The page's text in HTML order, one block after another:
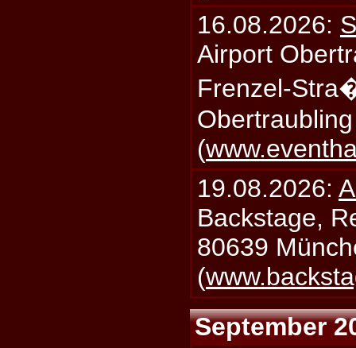
16.08.2026:
Airport
Frenzel-
(
19.08.2026:
Backstage,
80639
(
September